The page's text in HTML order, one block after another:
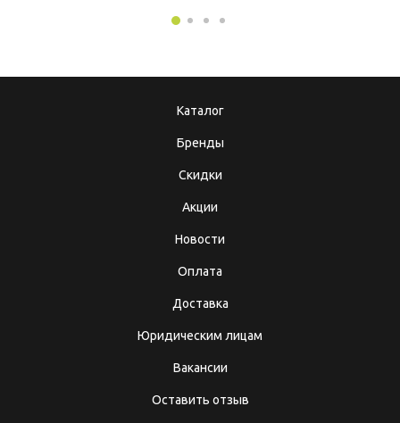
Каталог
Бренды
Скидки
Акции
Новости
Оплата
Доставка
Юридическим лицам
Вакансии
Оставить отзыв